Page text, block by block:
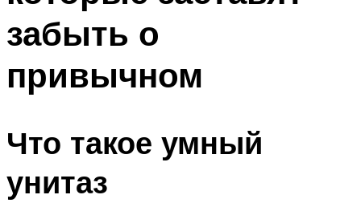
забыть о
привычном
Что такое умный
унитаз